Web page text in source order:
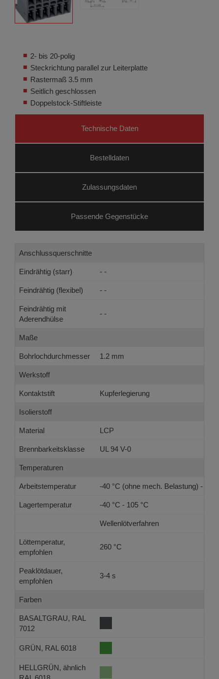
2- bis 20-polig
Steckrichtung parallel zur Leiterplatte
Rastermaß 3.5 mm
Seitlich geschlossen
Doppelstock-Stiftleiste
Technische Daten
Bestelldaten
Zulassungsdaten
Passende Gegenstücke
Anschlussquerschnitte
Eindrähtig (starr) - -
Feindrähtig (flexibel) - -
Feindrähtig mit
Aderendhülse
- -
Maße
Bohrlochdurchmesser 1.2 mm
Werkstoff
Kontaktstift Kupferlegierung
Isolierstoff
Material LCP
Brennbarkeitsklasse UL 94 V-0
Temperaturen
Arbeitstemperatur -40 °C (ohne mech. Belastung) - 105
Lagertemperatur -40 °C - 105 °C
Wellenlötverfahren
Löttemperatur,
empfohlen
260 °C
Peaklötdauer,
empfohlen
3-4 s
Farben
BASALTGRAU, RAL
7012
GRÜN, RAL 6018
HELLGRÜN, ähnlich